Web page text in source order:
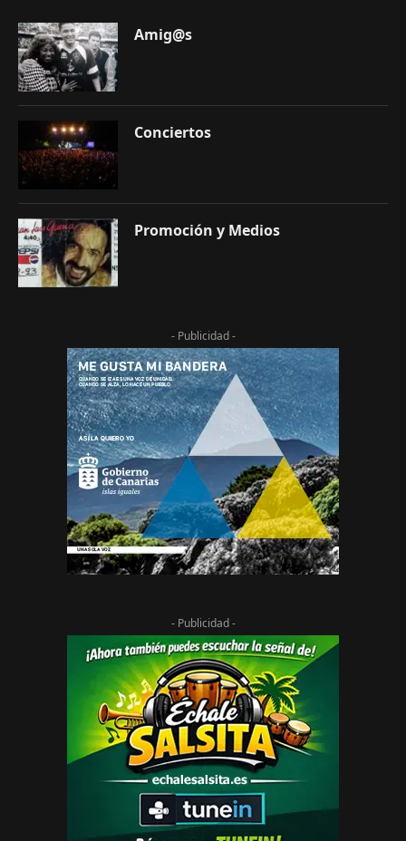
Amig@s
Conciertos
Promoción y Medios
- Publicidad -
- Publicidad -